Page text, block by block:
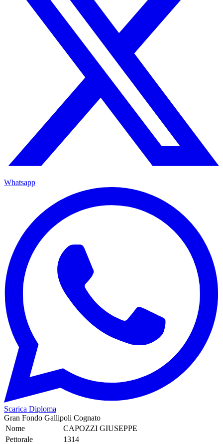
Whatsapp
Scarica Diploma
Gran Fondo Gallipoli Cognato
Nome
CAPOZZI GIUSEPPE
Pettorale
1314